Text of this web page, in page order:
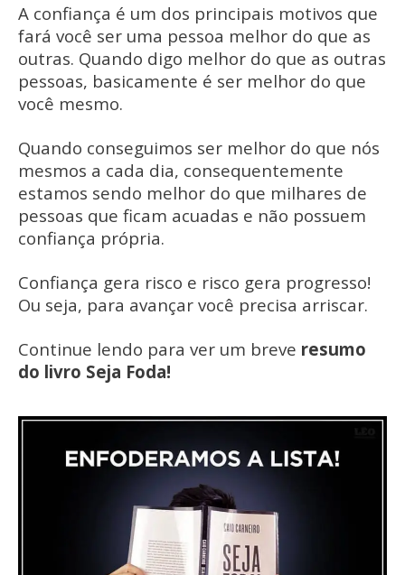
A confiança é um dos principais motivos que
fará você ser uma pessoa melhor do que as
outras. Quando digo melhor do que as outras
pessoas, basicamente é ser melhor do que
você mesmo.
Quando conseguimos ser melhor do que nós
mesmos a cada dia, consequentemente
estamos sendo melhor do que milhares de
pessoas que ficam acuadas e não possuem
confiança própria.
Confiança gera risco e risco gera progresso!
Ou seja, para avançar você precisa arriscar.
Continue lendo para ver um breve resumo
do livro Seja Foda!